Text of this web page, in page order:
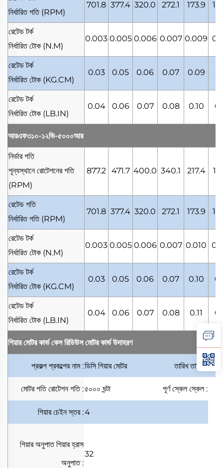
নির্ধারিত গতি (RPM)
701.8 377.4 320.0 272.1 173.9
রেটেড টর্ক
নির্ধারিত টোক (N.M)
0.003 0.005 0.006 0.007 0.009
রেটেড টর্ক
নির্ধারিত টোক (KG.CM)
0.03 0.05 0.06 0.07 0.09
রেটেড টর্ক
নির্ধারিত টোক (LB.IN)
0.04 0.06 0.07 0.08 0.10
আরএফ৩১০-১২ভি-৫০০০আর
নির্ভার গতি
শূন্যস্থানে রোটেশনের গতি
(RPM)
877.2 471.7 400.0 340.1 217.4
রেটেড গতি
নির্ধারিত গতি (RPM)
701.8 377.4 320.0 272.1 173.9
রেটেড টর্ক
নির্ধারিত টোক (N.M)
0.003 0.005 0.006 0.007 0.010
রেটেড টর্ক
নির্ধারিত টোক (KG.CM)
0.03 0.05 0.06 0.07 0.10
রেটেড টর্ক
নির্ধারিত টোক (LB.IN)
0.04 0.06 0.07 0.08 0.11
গিয়ার মোটর কার্ভ কেসরিডিউস মোটর কার্ভ উদাহরণ
প্রকল্প প্রকল্পের নাম :ডিসি গিয়ার মোটর তারিখতারিখ:
মোটর গতিরোটেশন গতি :৫০০০ ঘন্টা পূর্ণ স্কেলস্কেল :
গিয়ার চেইনস্তর :4
গিয়ার অনুপাতগিয়ার হ্রাস
অনুপাত :
32